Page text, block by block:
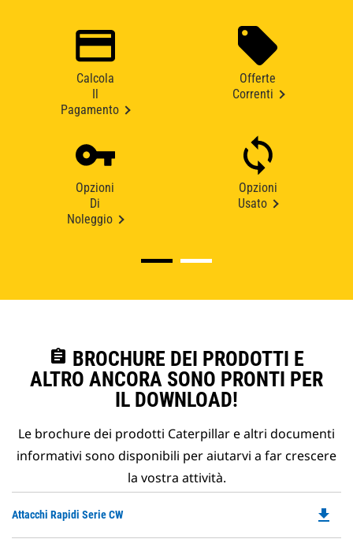
Calcola
Pagamento
Offerte
Correnti
Opzioni
Di
Noleggio
Opzioni
Usato
assignment BROCHURE DEI PRODOTTI E
ALTRO ANCORA SONO PRONTI PER
IL DOWNLOAD!
Le brochure dei prodotti Caterpillar e altri documenti
informativi sono disponibili per aiutarvi a far crescere
la vostra attività.
Attacchi Rapidi Serie CW file_download